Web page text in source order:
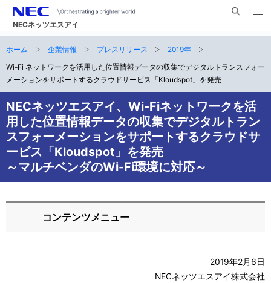
NECネッツエスアイ
メ
く
ナ
ビ
ゲ
ー
シ
ョ
ン
サ
イ
内
の
現
在
ホーム 企業情報 プレスリリース
2019年
Wi-Fi ネットワークを活用した位置情報データの収集でデジタルトランスフォー
メーションをサポートするクラウドサービス「Kloudspot」を発売
NECネッツエスアイ、Wi-Fiネットワークを活
用した位置情報データの収集でデジタルトラン
スフォーメーションをサポートするクラウドサ
ービス「Kloudspot」を発売
～マルチベンダのWi-Fi環境に対応～
ロ
コンテンツメニュー
2019年2月6日
NECネッツエスアイ株式会社